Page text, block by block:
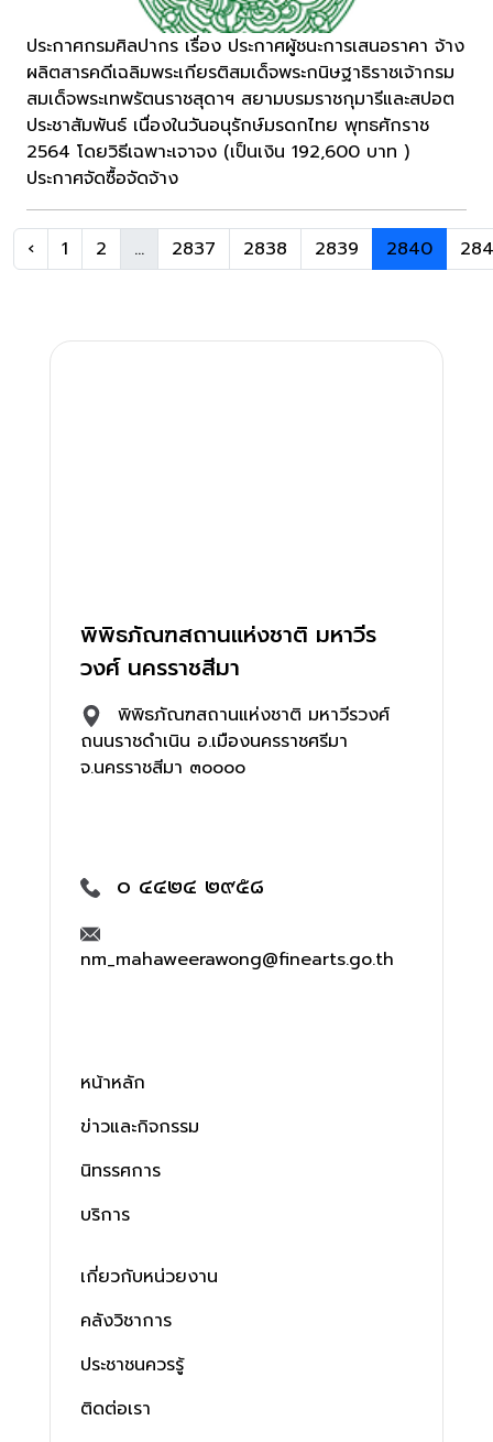
ประกาศกรมศิลปากร เรื่อง ประกาศผู้ชนะการเสนอราคา จ้าง
ผลิตสารคดีเฉลิมพระเกียรติสมเด็จพระกนิษฐาธิราชเจ้ากรม
สมเด็จพระเทพรัตนราชสุดาฯ สยามบรมราชกุมารีและสปอต
ประชาสัมพันธ์ เนื่องในวันอนุรักษ์มรดกไทย พุทธศักราช
2564 โดยวิธีเฉพาะเจาจง (เป็นเงิน 192,600 บาท )
ประกาศจัดซื้อจัดจ้าง
‹ 1 2 ... 2837 2838 2839 2840
พิพิธภัณฑสถานแห่งชาติ มหาวีร
วงศ์ นครราชสีมา
พิพิธภัณฑสถานแห่งชาติ มหาวีรวงศ์
ถนนราชดำเนิน อ.เมืองนครราชศรีมา
จ.นครราชสีมา ๓๐๐๐๐
๐ ๔๔๒๔ ๒๙๕๘
nm_mahaweerawong@finearts.go.th
หน้าหลัก
ข่าวและกิจกรรม
นิทรรศการ
บริการ
เกี่ยวกับหน่วยงาน
คลังวิชาการ
ประชาชนควรรู้
ติดต่อเรา